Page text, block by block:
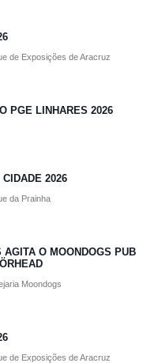
de Exposições de Aracruz
PGE LINHARES 2026
2026
da Prainha
O MOONDOGS PUB
Moondogs
de Exposições de Aracruz